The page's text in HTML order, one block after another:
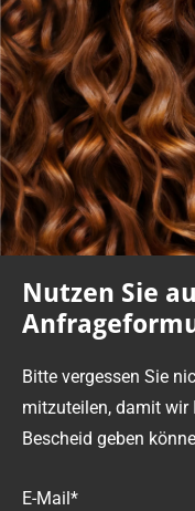
Nutzen Sie
Bitte vergessen Sie
mitzuteilen, damit wir
Bescheid geben
E-Mail*